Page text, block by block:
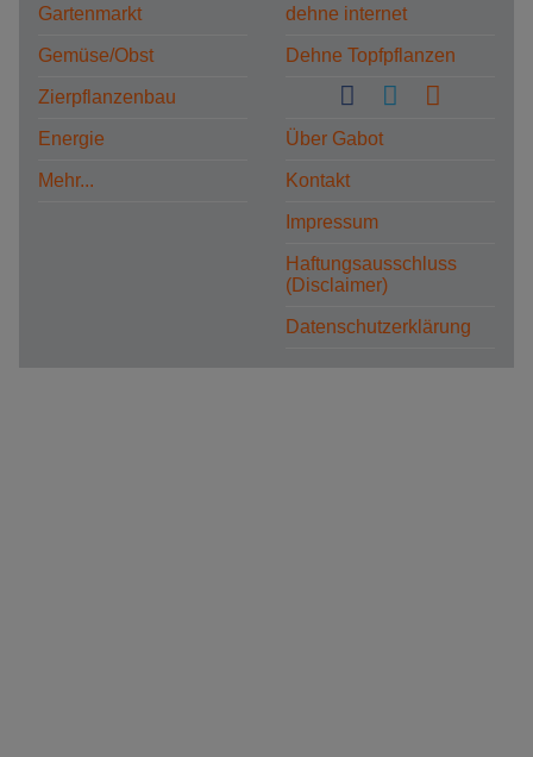
Gartenmarkt
Gemüse/Obst
Zierpflanzenbau
Energie
Mehr...
dehne internet
Dehne Topfpflanzen
Über Gabot
Kontakt
Impressum
Haftungsausschluss
(Disclaimer)
Datenschutzerklärung